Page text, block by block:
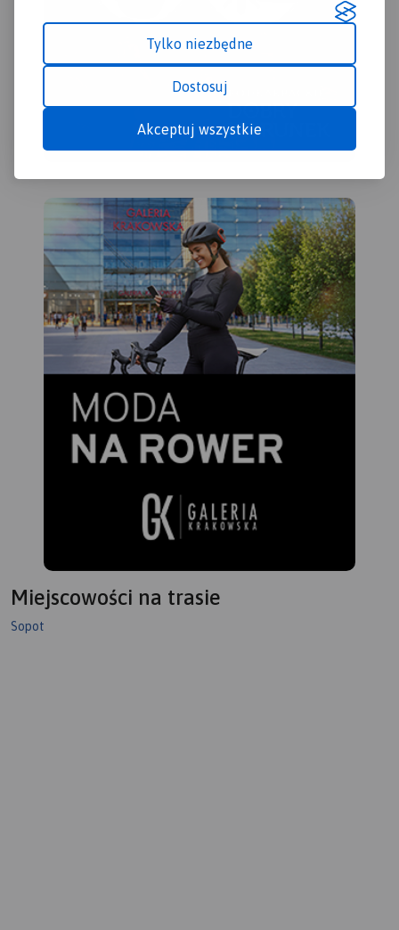
Tylko niezbędne
Dostosuj
Akceptuj wszystkie
Miejscowości na trasie
Sopot